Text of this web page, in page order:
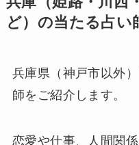
ど）の当たる占い
兵庫県（神戸市以外
師をご紹介します。
恋愛や仕事、人間関